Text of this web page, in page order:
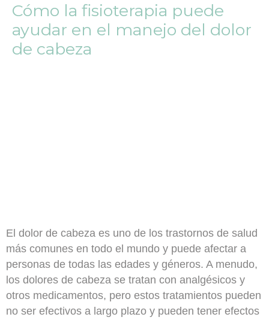
Cómo la fisioterapia puede
ayudar en el manejo del dolor
de cabeza
El dolor de cabeza es uno de los trastornos de salud
más comunes en todo el mundo y puede afectar a
personas de todas las edades y géneros. A menudo,
los dolores de cabeza se tratan con analgésicos y
otros medicamentos, pero estos tratamientos pueden
no ser efectivos a largo plazo y pueden tener efectos